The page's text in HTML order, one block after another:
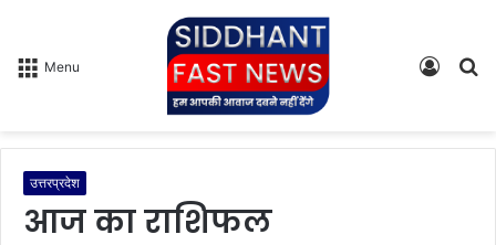
Menu
Log
उत्तरप्रदेश
आज का राशिफल